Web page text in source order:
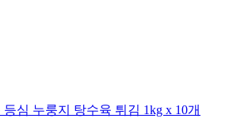
심 누룽지 탕수육 튀김 1kg x 10개